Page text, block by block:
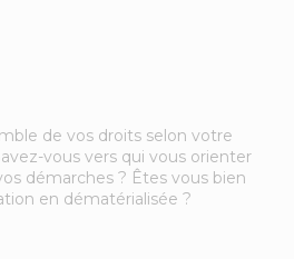
de vos droits selon votre
vous vers qui vous orienter
démarches ? Êtes vous bien
en dématérialisée ?